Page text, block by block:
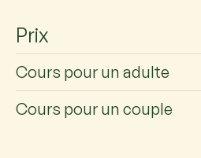
Prix
Cours pour un adulte
Cours pour un couple